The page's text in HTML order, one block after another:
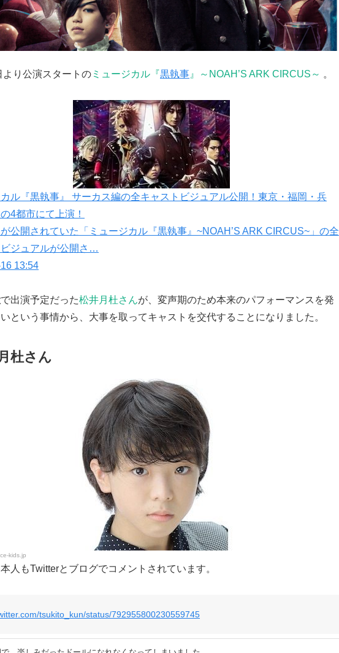
より公演スタートの ミュージカル『黒執事 』～NOAH’S ARK CIRCUS～ 。
カル『黒執事』 サーカス編の全キャストビジュアル公開！東京・福岡・兵
4都市にて上演！
公開されていた「ミュージカル『黒執事』~NOAH’S ARK CIRCUS~」の全
ジュアルが公開さ…
13:54
で出演予定だった松井月杜さんが、変声期のため本来のパフォーマンスを発
という事情から、大事を取ってキャストを交代することになりました。
杜さん
kids.jp
人もTwitterとブログでコメントされています。
tsukito_kun/status/792955800230559745